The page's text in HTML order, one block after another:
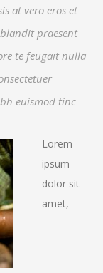
at vero eros et
praesent
te feugait nulla
euismod tinc
Lorem
ipsum
dolor sit
amet,